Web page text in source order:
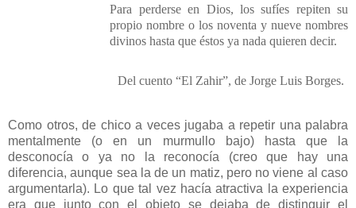
Para perderse en Dios, los sufíes repiten su
propio nombre o los noventa y nueve nombres
divinos hasta que éstos ya nada quieren decir.
Del cuento “El Zahir”, de Jorge Luis Borges.
Como otros, de chico a veces jugaba a repetir una palabra
mentalmente (o en un murmullo bajo) hasta que la
desconocía o ya no la reconocía (creo que hay una
diferencia, aunque sea la de un matiz, pero no viene al caso
argumentarla). Lo que tal vez hacía atractiva la experiencia
era que junto con el objeto se dejaba de distinguir el